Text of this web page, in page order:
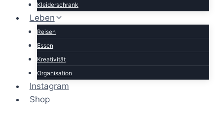
Kleiderschrank
Leben
Reisen
Essen
Kreativität
Organisation
Instagram
Shop